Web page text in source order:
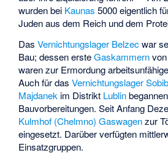
wurden bei Kaunas 5000 eigentlich
Juden aus dem Reich und dem
DasVernichtungslager Belzecwar
Bau; dessen ersteGaskammern
waren zur Ermordung
Auch für dasVernichtungslager
Majdanek im Distrikt Lublin
Bauvorbereitungen. Seit Anfang
Kulmhof (Chelmno) Gaswagenzur
eingesetzt. Darüber verfügten
Einsatzgruppen.